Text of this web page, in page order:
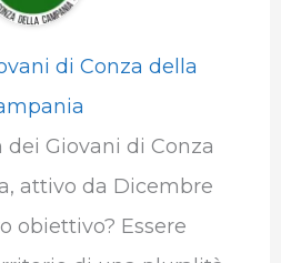
di Conza della
Giovani di Conza
attivo da Dicembre
obiettivo? Essere